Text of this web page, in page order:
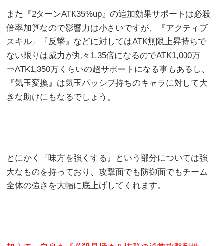
また『2ターンATK35%up』の追加効果サポートは必殺
倍率加算なので影響力は小さいですが、『アクティブ
スキル』『反撃』などに対してはATK無限上昇持ちで
ない限りは威力が丸々1.35倍になるのでATK1,000万
⇒ATK1,350万くらいの超サポートになる事もあるし、
『気玉変換』は気玉パッシブ持ちのキャラに対して大
きな助けにもなるでしょう。
とにかく『味方を強くする』という部分については強
大なものを持っており、攻撃面でも防御面でもチーム
全体の強さを大幅に底上げしてくれます。